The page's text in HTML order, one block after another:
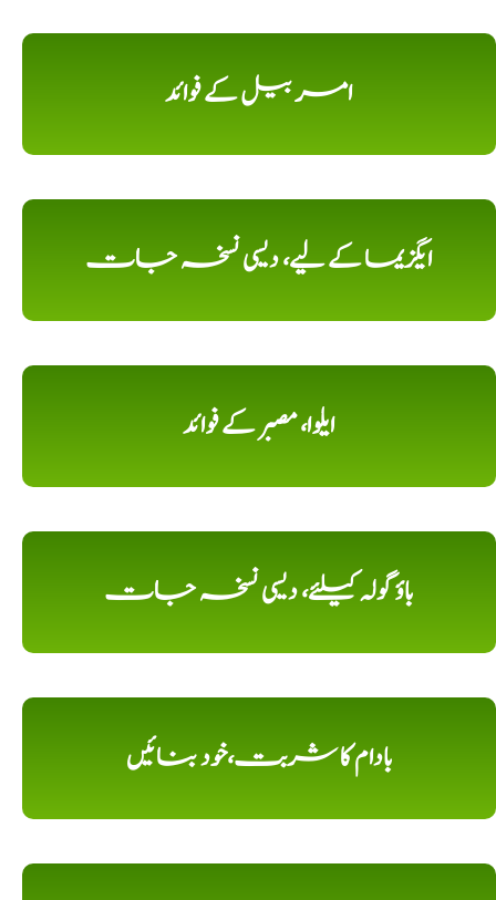
امر بیل کے فوائد
ایگزیما کے لیے، دیسی نسخہ جات
ایلوا، مصبر کے فوائد
باؤ گولہ کیلئے، دیسی نسخہ جات
بادام کا شربت،خود بنائیں